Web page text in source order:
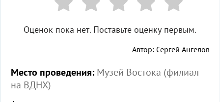
Оценок пока нет. Поставьте оценку первым.
Автор: Сергей Ангелов
Место проведения: Музей Востока (филиал
на ВДНХ)